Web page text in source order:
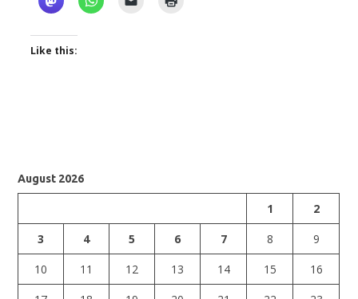
Like this:
August 2026
1
2
3
4 5 6 7 8
9
10
11 12 13 14 15
16